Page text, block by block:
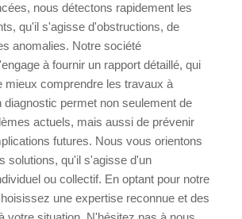
nous détectons rapidement les
qu'il s'agisse d'obstructions, de
anomalies. Notre société
à fournir un rapport détaillé, qui
mieux comprendre les travaux à
diagnostic permet non seulement de
actuels, mais aussi de prévenir
futures. Nous vous orientons
solutions, qu'il s'agisse d'un
ou collectif. En optant pour notre
une expertise reconnue et des